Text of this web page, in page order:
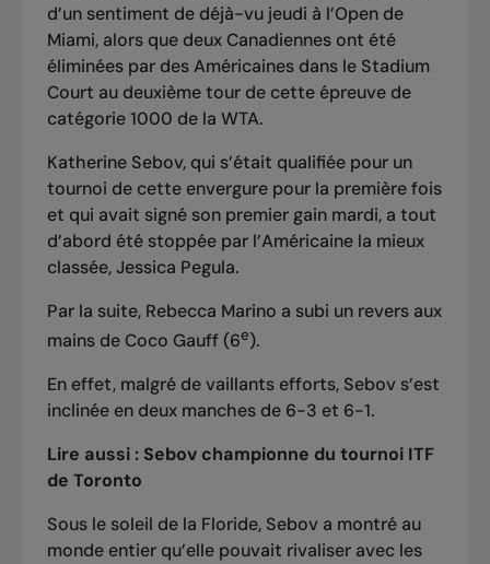
d’un sentiment de déjà-vu jeudi à l’Open de
Miami, alors que deux Canadiennes ont été
éliminées par des Américaines dans le Stadium
Court au deuxième tour de cette épreuve de
catégorie 1000 de la WTA.
Katherine Sebov, qui s’était qualifiée pour un
tournoi de cette envergure pour la première fois
et qui avait signé son premier gain mardi, a tout
d’abord été stoppée par l’Américaine la mieux
classée, Jessica Pegula.
Par la suite, Rebecca Marino a subi un revers aux
mains de Coco Gauff (6e).
En effet, malgré de vaillants efforts, Sebov s’est
inclinée en deux manches de 6-3 et 6-1.
Lire aussi : Sebov championne du tournoi ITF
de Toronto
Sous le soleil de la Floride, Sebov a montré au
monde entier qu’elle pouvait rivaliser avec les